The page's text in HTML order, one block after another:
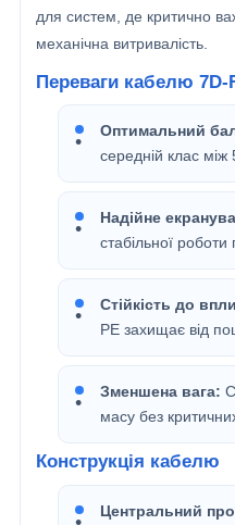
для систем, де критично
механічна витривалість.
Переваги кабелю 7D-
Оптимальний
середній клас між
Надійне
стабільної роботи
Стійкість до
PE захищає від
Зменшена вага:
масу без
Конструкція кабелю
Центральний